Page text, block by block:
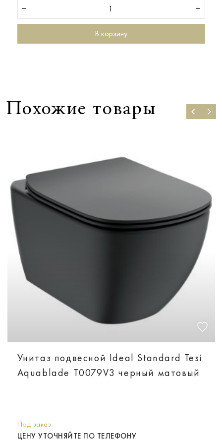
В корзину
Похожие товары
Унитаз подвесной Ideal Standard Tesi
Aquablade T0079V3 черный матовый
Под заказ
ЦЕНУ УТОЧНЯЙТЕ ПО ТЕЛЕФОНУ